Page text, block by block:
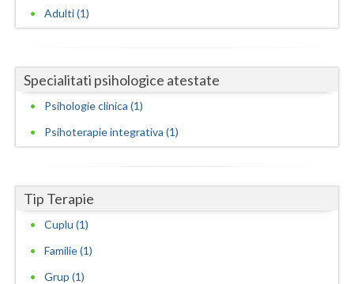
Neamt
Prahova
Satu-Mare
Suceava
Timis
Adulti (1)
Specialitati psihologice atestate
Psihologie clinica (1)
Psihoterapie integrativa (1)
Tip Terapie
Cuplu (1)
Familie (1)
Grup (1)